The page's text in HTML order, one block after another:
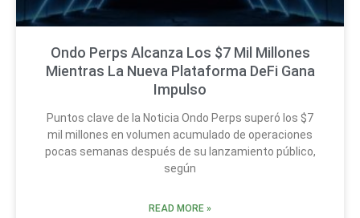
Ondo Perps Alcanza Los $7 Mil Millones
Mientras La Nueva Plataforma DeFi Gana
Impulso
Puntos clave de la Noticia Ondo Perps superó los $7
mil millones en volumen acumulado de operaciones
pocas semanas después de su lanzamiento público,
según
READ MORE »